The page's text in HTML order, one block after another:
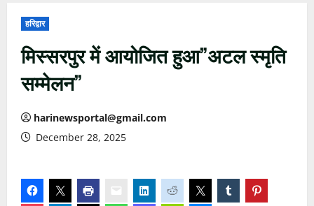
हरिद्वार
मिस्सरपुर में आयोजित हुआ”अटल स्मृति
सम्मेलन”
harinewsportal@gmail.com
December 28, 2025